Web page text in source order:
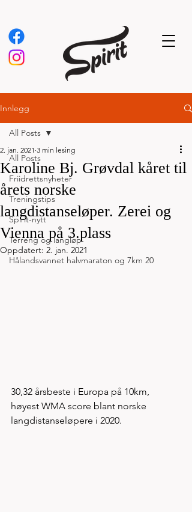
Innlegg
All Posts
Friidrettsnyheter
Treningstips
Spirit-nytt
Terreng og langløp
Hålandsvannet halvmaraton og 7km 20
All Posts
Karoline Bj. Grøvdal kåret til
årets norske
langdistanseløper. Zerei og
Vienna på 3.plass
2. jan. 2021 3 min lesing
Oppdatert: 2. jan. 2021
30,32 årsbeste i Europa på 10km,
høyest WMA score blant norske
langdistanseløpere i 2020.